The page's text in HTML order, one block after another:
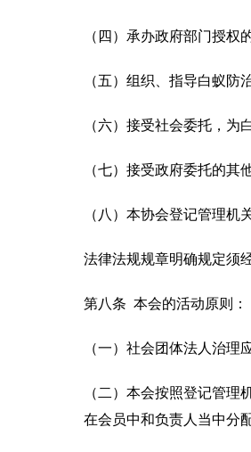
（四）承办政府部门授权
（五）组织、指导白蚁防
（六）接受社会委托，为
（七）接受政府委托的其
（八）本协会登记管理机
法律法规规章明确规定须
第八条 本会的活动原则：
（一）社会团体法人治理
（二）本会按照登记管
在会员中和负责人当中分